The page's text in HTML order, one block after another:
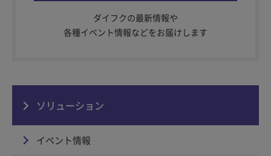
ダイフクの最新情報や
各種イベント情報などをお届けします
ソリューション
イベント情報